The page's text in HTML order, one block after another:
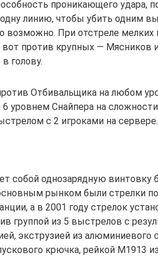
проникающего удара,
линию, чтобы убить одним
возможно. При отстреле мелких
вот против крупных —
голову.
Отбивальщика на любом
уровнем Снайпера на
с 2 игроками на сервере.
собой однозарядную винтовку
рынком были стрелки
а в 2001 году стрелок
группой из 5 выстрелов с
экструзией из алюминиевого
крючка, рейкой M1913